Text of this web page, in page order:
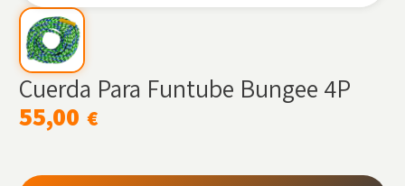
Cuerda Para Funtube Bungee 4P
55,00 €